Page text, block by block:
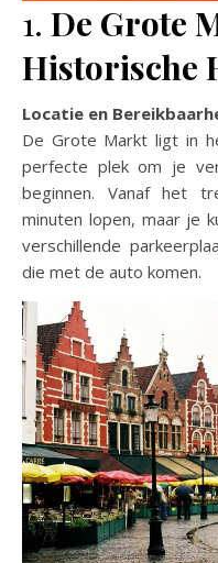
1. De Grote
Historische
Locatie en
De Grote Markt ligt in
perfecte plek om je
beginnen. Vanaf het
minuten lopen, maar je
verschillende
die met de auto komen.